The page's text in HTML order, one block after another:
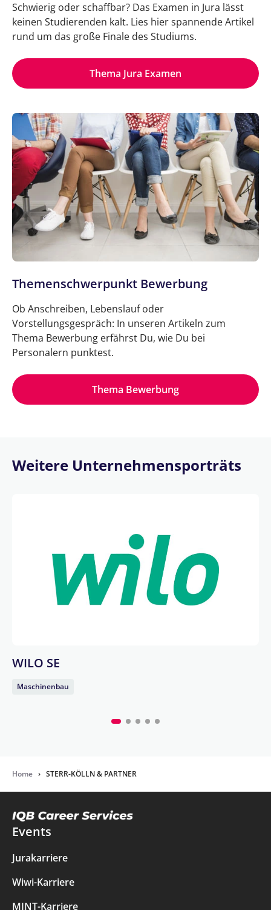
Schwierig oder schaffbar? Das Examen in Jura lässt
keinen Studierenden kalt. Lies hier spannende Artikel
rund um das große Finale des Studiums.
Thema Jura Examen
Themenschwerpunkt Bewerbung
Ob Anschreiben, Lebenslauf oder
Vorstellungsgespräch: In unseren Artikeln zum
Thema Bewerbung erfährst Du, wie Du bei
Personalern punktest.
Thema Bewerbung
Weitere Unternehmensporträts
WILO SE
Maschinenbau
Home › STERR-KÖLLN & PARTNER
Events
Jurakarriere
Wiwi-Karriere
MINT-Karriere